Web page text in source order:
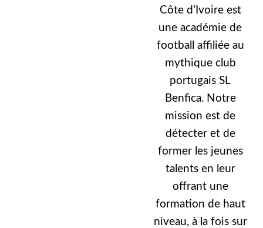
Côte d’Ivoire est
une académie de
football affiliée au
mythique club
portugais SL
Benfica. Notre
mission est de
détecter et de
former les jeunes
talents en leur
offrant une
formation de haut
niveau, à la fois sur